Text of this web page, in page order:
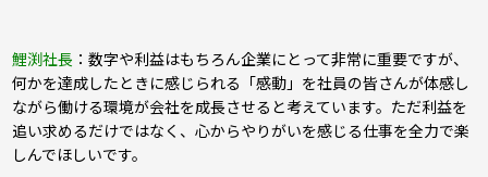
鯉渕社長 ：数字や利益はもちろん企業にとって非常に重要ですが、
何かを達成したときに感じられる「感動」を社員の皆さんが体感し
ながら働ける環境が会社を成長させると考えています。 ただ利益を
追い求めるだけではなく、心からやりがいを感じる仕事を全力で楽
しんでほしいです。